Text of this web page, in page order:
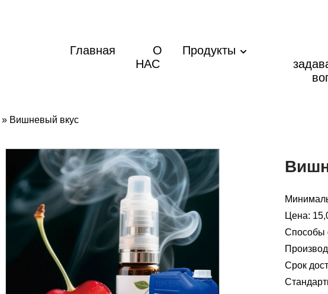
Главная
О
НАС
Продукты
» Вишневый вкус
Цена:
Способы
Срок